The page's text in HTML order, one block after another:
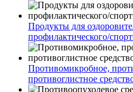
Продукты для
профилактического/
Противомикробное,
противоглистное